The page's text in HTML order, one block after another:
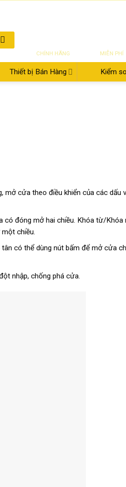
CHÍNH HÃNG
MIỄN PHÍ
Thiết bị Bán Hàng Kiểm
mở cửa theo điều khiển của các dấu
có đóng mở hai chiều. Khóa từ/Khóa
chiều.
có thể dùng nút bấm để mở cửa
nhập, chống phá cửa.